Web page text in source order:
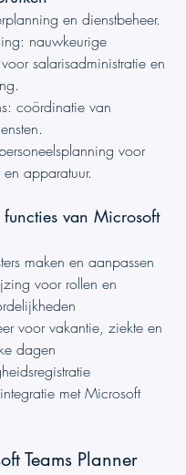
en dienstbeheer.
nauwkeurige
salarisadministratie en
coördinatie van
voor
apparatuur.
functies van Microsoft
maken en aanpassen
voor rollen en
voor vakantie, ziekte en
dagen
met Microsoft
Teams Planner